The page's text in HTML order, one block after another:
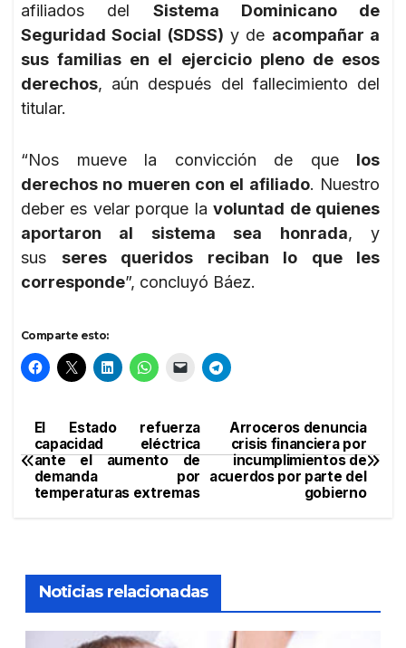
afiliados del Sistema Dominicano de
Seguridad Social (SDSS) y de acompañar a
sus familias en el ejercicio pleno de esos
derechos, aún después del fallecimiento del
titular.
“Nos mueve la convicción de que los
derechos no mueren con el afiliado. Nuestro
deber es velar porque lavoluntad de quienes
aportaron al sistema sea honrada, y
sus seres queridos reciban lo que les
corresponde”, concluyó Báez.
Comparte esto:
Navegación
de
entradas
Arroceros denuncia
crisis financiera por
incumplimientos de
acuerdos por parte del
gobierno
El Estado refuerza
capacidad eléctrica
ante el aumento de
demanda por
temperaturas extremas
Noticias relacionadas